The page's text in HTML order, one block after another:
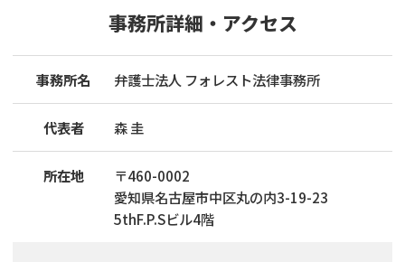
事務所詳細・アクセス
事務所名 弁護士法人 フォレスト法律事務所
代表者 森 圭
所在地 〒460-0002
愛知県名古屋市中区丸の内3-19-23
5thF.P.Sビル4階